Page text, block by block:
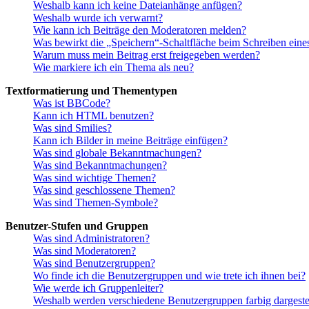
Weshalb kann ich keine Dateianhänge anfügen?
Weshalb wurde ich verwarnt?
Wie kann ich Beiträge den Moderatoren melden?
Was bewirkt die „Speichern“-Schaltfläche beim Schreiben
Warum muss mein Beitrag erst freigegeben werden?
Wie markiere ich ein Thema als neu?
Textformatierung und Thementypen
Was ist BBCode?
Kann ich HTML benutzen?
Was sind Smilies?
Kann ich Bilder in meine Beiträge einfügen?
Was sind globale Bekanntmachungen?
Was sind Bekanntmachungen?
Was sind wichtige Themen?
Was sind geschlossene Themen?
Was sind Themen-Symbole?
Benutzer-Stufen und Gruppen
Was sind Administratoren?
Was sind Moderatoren?
Was sind Benutzergruppen?
Wo finde ich die Benutzergruppen und wie trete ich ihnen bei?
Wie werde ich Gruppenleiter?
Weshalb werden verschiedene Benutzergruppen farbig